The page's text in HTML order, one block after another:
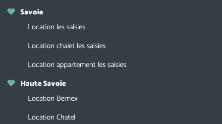
Savoie
Location les saisies
Location chalet les saisies
Location appartement les saisies
Haute Savoie
Location Bernex
Location Chatel